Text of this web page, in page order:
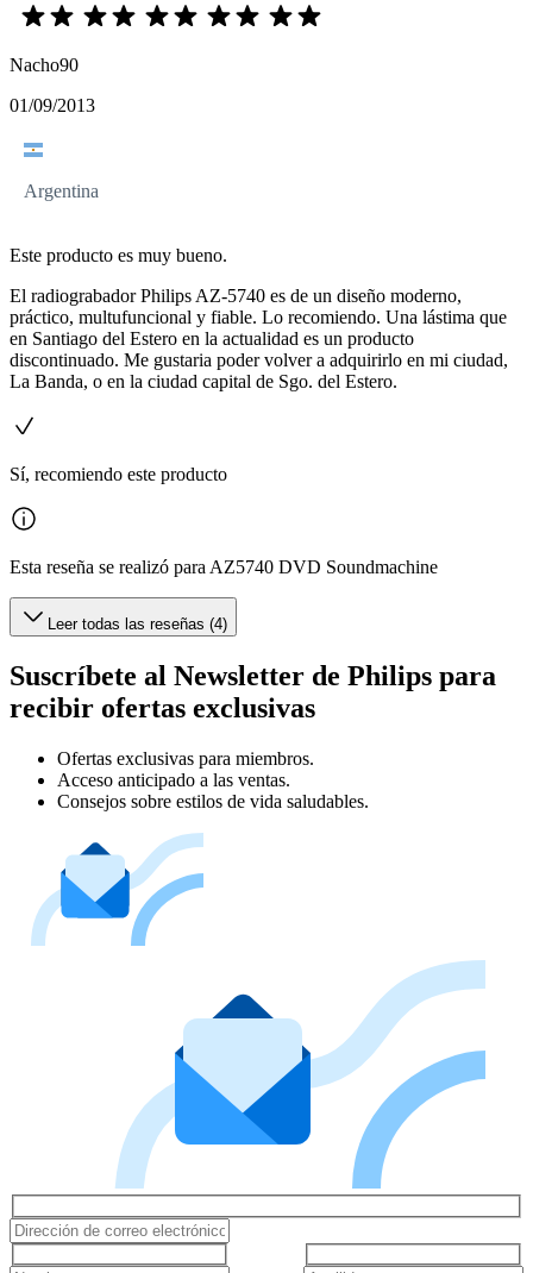
Nacho90
01/09/2013
Argentina
Este producto es muy bueno.
El radiograbador Philips AZ-5740 es de un diseño moderno,
práctico, multufuncional y fiable. Lo recomiendo. Una lástima que
en Santiago del Estero en la actualidad es un producto
discontinuado. Me gustaria poder volver a adquirirlo en mi ciudad,
La Banda, o en la ciudad capital de Sgo. del Estero.
Sí, recomiendo este producto
Esta reseña se realizó para AZ5740 DVD Soundmachine
Leer todas las reseñas (4)
Suscríbete al Newsletter de Philips para
recibir ofertas exclusivas
Ofertas exclusivas para miembros.
Acceso anticipado a las ventas.
Consejos sobre estilos de vida saludables.